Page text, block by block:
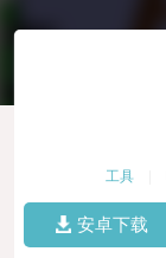
工具
安卓下载